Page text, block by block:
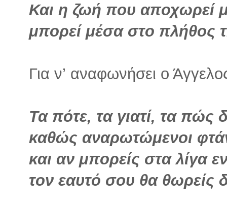
Και η ζωή που αποχωρεί
μπορεί μέσα στο πλήθος
Για ν’ αναφωνήσει ο
Τα πότε, τα γιατί, τα πώς
καθώς αναρωτώμενοι
και αν μπορείς στα λίγα
τον εαυτό σου θα θωρείς